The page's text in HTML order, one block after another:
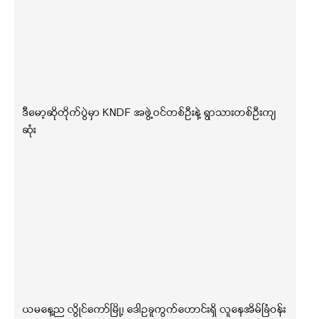
ဒီမော့ဆိုတိုက်ပွဲမှာ KNDF အဖွဲ့ဝင်တစ်ဦးနဲ့ ရွာသားတစ်ဦးကျ
ဆုံး
ယမနေ့ည လွိုင်ကော်မြို့၊ ဒေါဥခူကွက်ဟောင်းရှိ လူနေအိမ်ခြံဝန်း